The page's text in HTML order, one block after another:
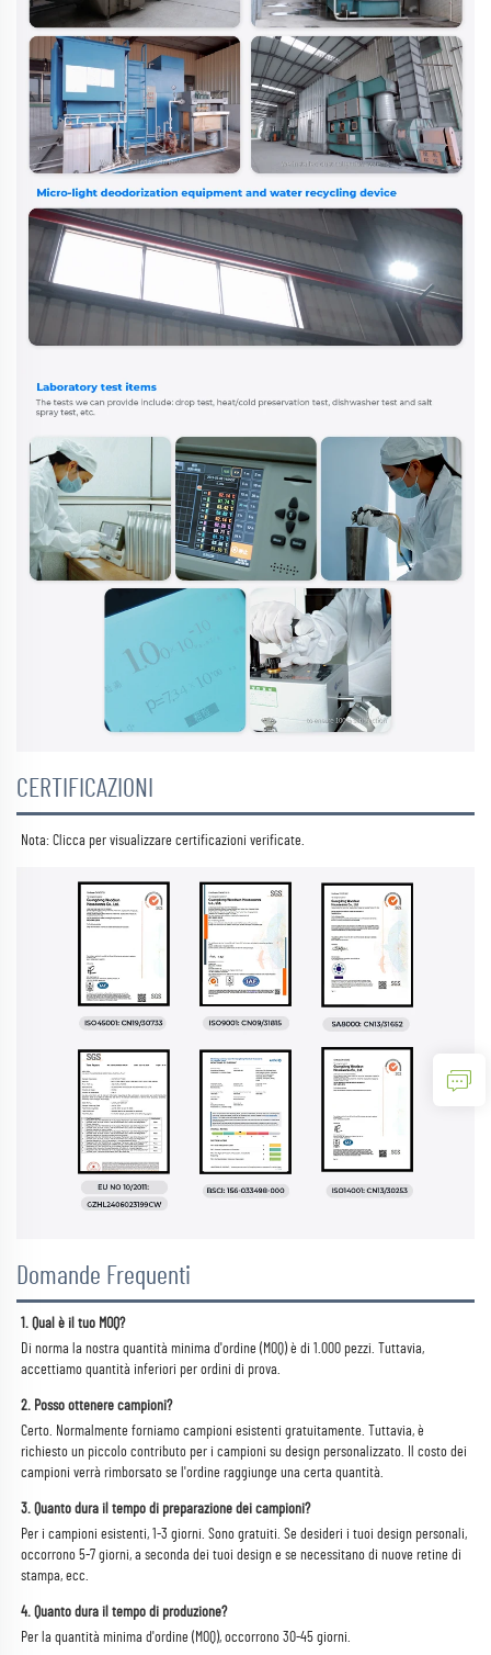
CERTIFICAZIONI
Nota: Clicca per visualizzare certificazioni verificate.
Domande Frequenti
1. Qual è il tuo MOQ?
Di norma la nostra quantità minima d'ordine (MOQ) è di 1.000 pezzi. Tuttavia,
accettiamo quantità inferiori per ordini di prova.
2. Posso ottenere campioni?
Certo. Normalmente forniamo campioni esistenti gratuitamente. Tuttavia, è
richiesto un piccolo contributo per i campioni su design personalizzato. Il costo dei
campioni verrà rimborsato se l'ordine raggiunge una certa quantità.
3. Quanto dura il tempo di preparazione dei campioni?
Per i campioni esistenti, 1-3 giorni. Sono gratuiti. Se desideri i tuoi design personali,
occorrono 5-7 giorni, a seconda dei tuoi design e se necessitano di nuove retine di
stampa, ecc.
4. Quanto dura il tempo di produzione?
Per la quantità minima d'ordine (MOQ), occorrono 30-45 giorni.